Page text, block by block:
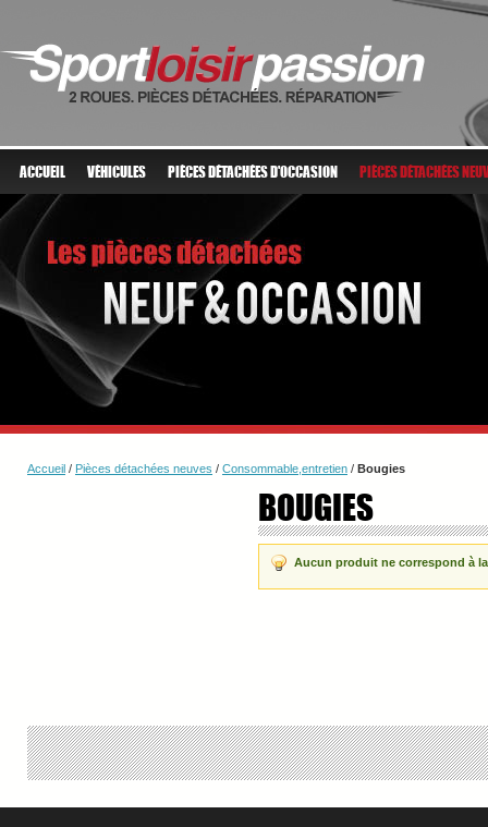
ACCUEIL VÉHICULES PIÈCES DÉTACHÉES D'OCCASION PIÈCES DÉTACHÉES
Accueil / Pièces détachées neuves / Consommable,entretien / Bougies
BOUGIES
Aucun produit ne correspond à